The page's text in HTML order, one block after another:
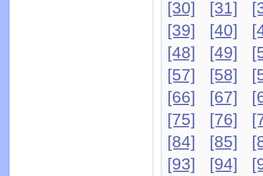
[30]
[31]
[39]
[40]
[48]
[49]
[57]
[58]
[66]
[67]
[75]
[76]
[84]
[85]
[93]
[94]